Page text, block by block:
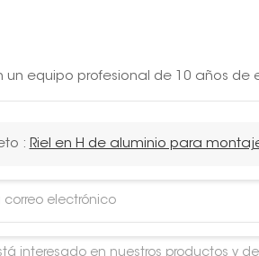
un equipo profesional de 10 años de
: Riel en H de aluminio para